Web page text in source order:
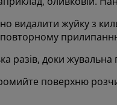
видалити жуйку з
повторному
разів, доки жувальна
поверхню